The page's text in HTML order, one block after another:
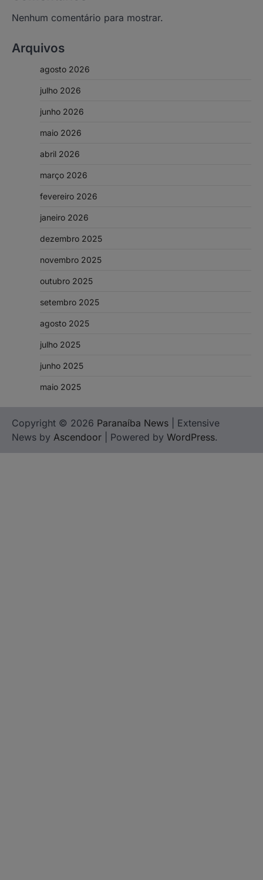
Nenhum comentário para mostrar.
Arquivos
agosto 2026
julho 2026
junho 2026
maio 2026
abril 2026
março 2026
fevereiro 2026
janeiro 2026
dezembro 2025
novembro 2025
outubro 2025
setembro 2025
agosto 2025
julho 2025
junho 2025
maio 2025
Copyright © 2026 Paranaíba News | Extensive
News by Ascendoor | Powered by WordPress.